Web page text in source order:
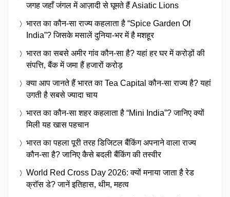
जगह जहाँ जंगल में आज़ादी से घूमते हैं Asiatic Lions
भारत का कौन-सा राज्य कहलाता है “Spice Garden Of
India”? जिसके मसालें दुनिया-भर में है मशहूर
भारत का सबसे अमीर गांव कौन-सा है? यहां हर घर में करोड़ों की
संपत्ति, बैंक में जमा हैं हजारों करोड़
क्या आप जानते हैं भारत का Tea Capital कौन-सा राज्य है? यहां
उगती है सबसे ज्यादा चाय
भारत का कौन-सा शहर कहलाता है “Mini India”? जानिए क्यों
मिली यह खास पहचान
भारत का पहला पूरी तरह डिजिटल बैंकिंग अपनाने वाला राज्य
कौन-सा है? जानिए कैसे बदली बैंकिंग की तस्वीर
World Red Cross Day 2026: क्यों मनाया जाता है रेड
क्रॉस डे? जानें इतिहास, थीम, महत्व